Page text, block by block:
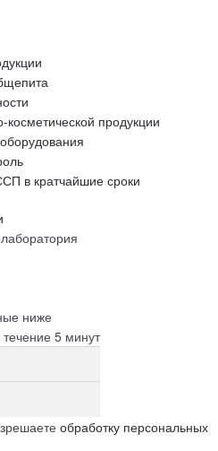
продукции
в кратчайшие сроки
ниже
5 минут
обработку персональных